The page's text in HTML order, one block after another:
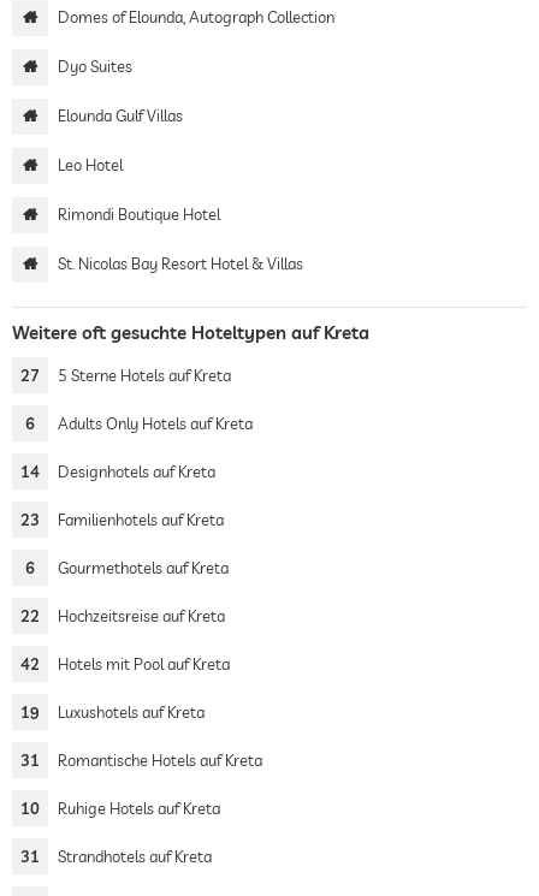
Domes of Elounda, Autograph Collection
Dyo Suites
Elounda Gulf Villas
Leo Hotel
Rimondi Boutique Hotel
St. Nicolas Bay Resort Hotel & Villas
Weitere oft gesuchte Hoteltypen auf Kreta
27 5 Sterne Hotels auf Kreta
6 Adults Only Hotels auf Kreta
14 Designhotels auf Kreta
23 Familienhotels auf Kreta
6 Gourmethotels auf Kreta
22 Hochzeitsreise auf Kreta
42 Hotels mit Pool auf Kreta
19 Luxushotels auf Kreta
31 Romantische Hotels auf Kreta
10 Ruhige Hotels auf Kreta
31 Strandhotels auf Kreta